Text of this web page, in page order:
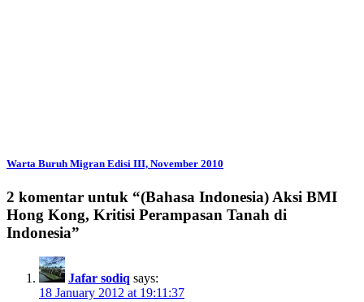
Warta Buruh Migran Edisi III, November 2010
2 komentar untuk “(Bahasa Indonesia) Aksi BMI
Hong Kong, Kritisi Perampasan Tanah di
Indonesia”
Jafar sodiq says:
18 January 2012 at 19:11:37